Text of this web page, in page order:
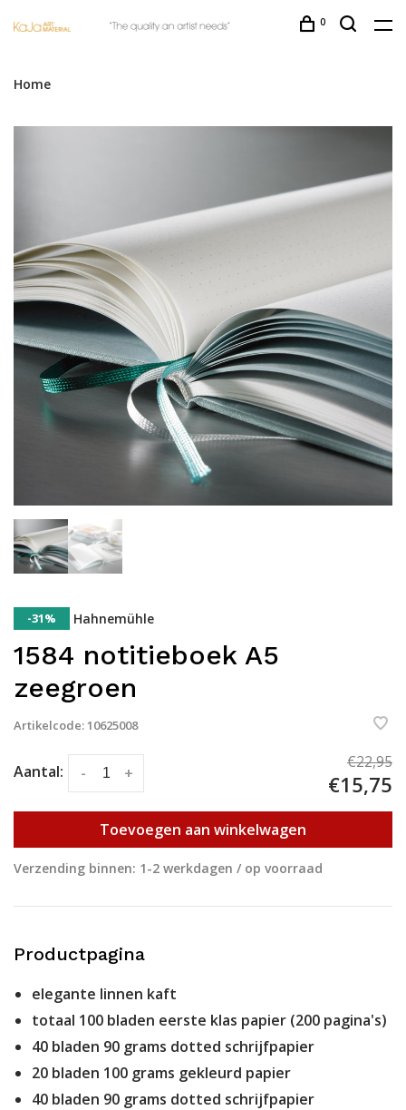
0
Home
-31% Hahnemühle
1584 notitieboek A5
zeegroen
Artikelcode:10625008
Aantal: +
-
€22,95
€15,75
Toevoegen aan winkelwagen
Verzending binnen: 1-2 werkdagen / op voorraad
Productpagina
elegante linnen kaft
totaal 100 bladen eerste klas papier (200 pagina's)
40 bladen 90 grams dotted schrijfpapier
20 bladen 100 grams gekleurd papier
40 bladen 90 grams dotted schrijfpapier